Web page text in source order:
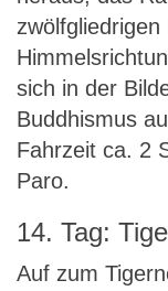
sich in der
Buddhismus
Fahrzeit ca. 2
Paro.
14. Tag:
Auf zum